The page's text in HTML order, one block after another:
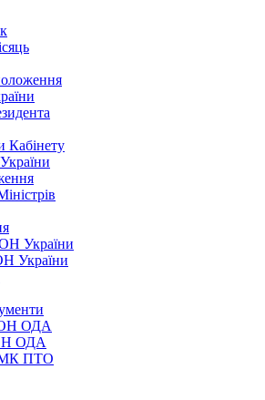
Кабінету
України
України
ОДА
ОДА
ПТО